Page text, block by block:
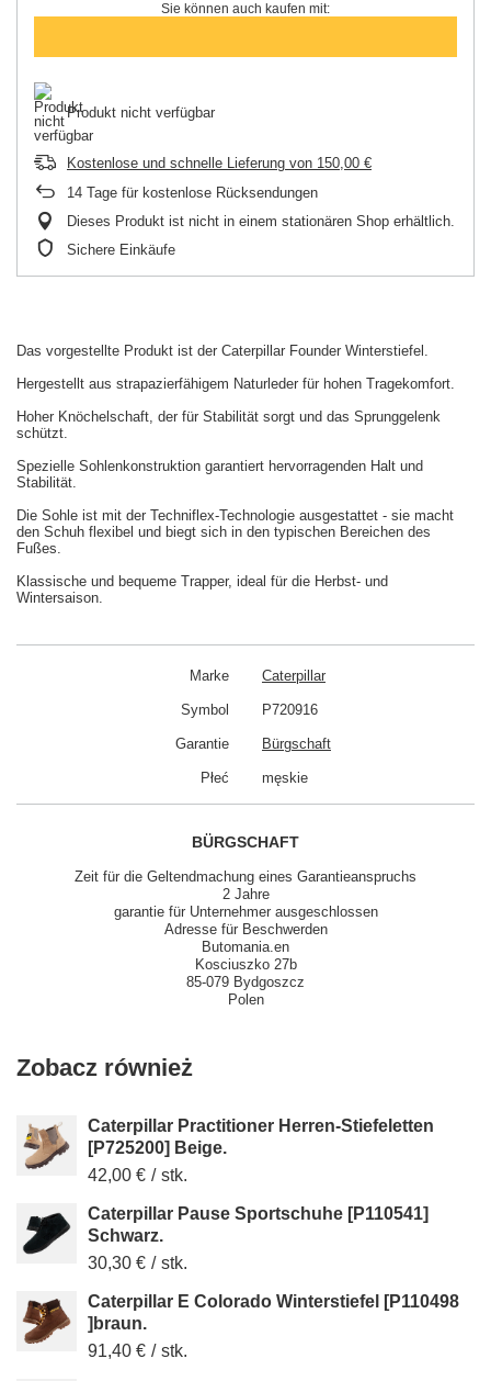
Sie können auch kaufen mit:
Produkt nicht verfügbar
Kostenlose und schnelle Lieferung von 150,00 €
14 Tage für kostenlose Rücksendungen
Dieses Produkt ist nicht in einem stationären Shop erhältlich.
Sichere Einkäufe
Das vorgestellte Produkt ist der Caterpillar Founder Winterstiefel.
Hergestellt aus strapazierfähigem Naturleder für hohen Tragekomfort.
Hoher Knöchelschaft, der für Stabilität sorgt und das Sprunggelenk
schützt.
Spezielle Sohlenkonstruktion garantiert hervorragenden Halt und
Stabilität.
Die Sohle ist mit der Techniflex-Technologie ausgestattet - sie macht
den Schuh flexibel und biegt sich in den typischen Bereichen des
Fußes.
Klassische und bequeme Trapper, ideal für die Herbst- und
Wintersaison.
Marke Caterpillar
Symbol P720916
Garantie Bürgschaft
Płeć męskie
BÜRGSCHAFT
Zeit für die Geltendmachung eines Garantieanspruchs
2 Jahre
garantie für Unternehmer ausgeschlossen
Adresse für Beschwerden
Butomania.en
Kosciuszko 27b
85-079 Bydgoszcz
Polen
Zobacz również
Caterpillar Practitioner Herren-Stiefeletten
[P725200] Beige.
42,00 € / stk.
Caterpillar Pause Sportschuhe [P110541]
Schwarz.
30,30 € / stk.
Caterpillar E Colorado Winterstiefel [P110498
]braun.
91,40 € / stk.